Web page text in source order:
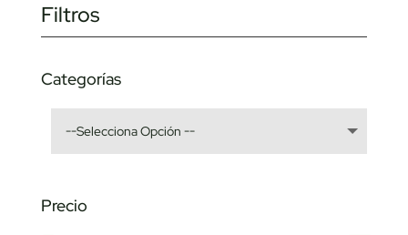
Filtros
Categorías
Precio